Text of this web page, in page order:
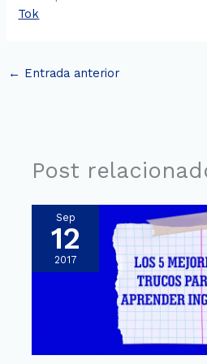
Tok
← Entrada anterior
Post
Sep
12
2017